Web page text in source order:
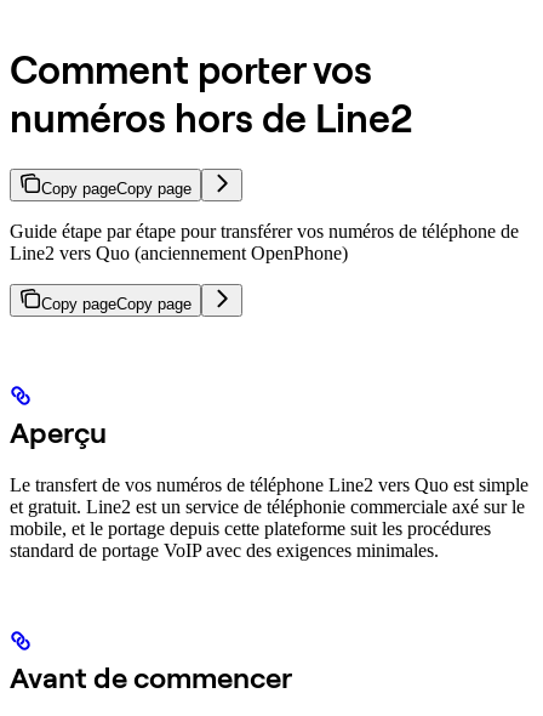
Comment porter vos
numéros hors de Line2
Copy pageCopy page
Guide étape par étape pour transférer vos numéros de téléphone de
Line2 vers Quo (anciennement OpenPhone)
Copy pageCopy page
Aperçu
Le transfert de vos numéros de téléphone Line2 vers Quo est simple
et gratuit. Line2 est un service de téléphonie commerciale axé sur le
mobile, et le portage depuis cette plateforme suit les procédures
standard de portage VoIP avec des exigences minimales.
Avant de commencer